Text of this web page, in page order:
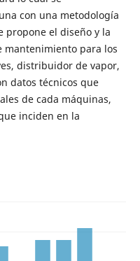
con una metodología
propone el diseño y la
mantenimiento para los
distribuidor de vapor,
datos técnicos que
de cada máquinas,
inciden en la